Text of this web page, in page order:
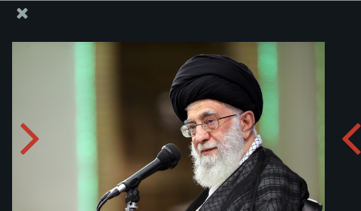
Tələbələrlə beş saatlıq açıq və səmimi görüş
Albomu yüklə: zip